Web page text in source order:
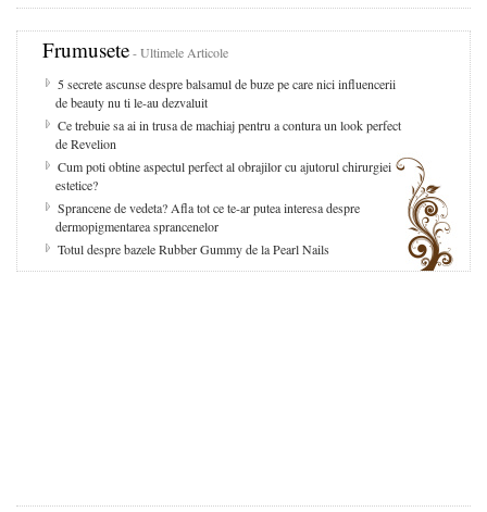
Frumusete- Ultimele Articole
5 secrete ascunse despre balsamul de buze pe care nici influencerii
de beauty nu ti le-au dezvaluit
Ce trebuie sa ai in trusa de machiaj pentru a contura un look perfect
de Revelion
Cum poti obtine aspectul perfect al obrajilor cu ajutorul chirurgiei
estetice?
Sprancene de vedeta? Afla tot ce te-ar putea interesa despre
dermopigmentarea sprancenelor
Totul despre bazele Rubber Gummy de la Pearl Nails